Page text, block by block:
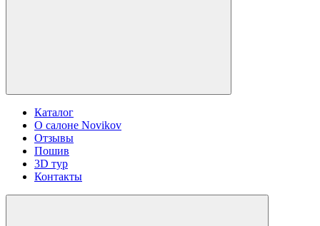
Каталог
О салоне Novikov
Отзывы
Пошив
3D тур
Контакты